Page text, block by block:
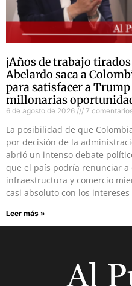
¡Años de trabajo
Abelardo saca a
para satisfacer a
millonarias
6 de agosto de 2026 7
La posibilidad de que
por decisión de la
abrió un intenso debate
que el país podría renunciar
infraestructura y comercio
casi absoluto con los
Leer más »